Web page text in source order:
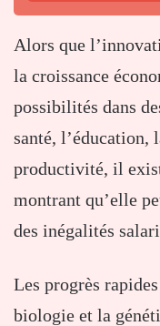
Alors que
la croissance
possibilités dans
santé, l’éducation,
productivité, il
montrant qu’elle
des inégalités
Les progrès
biologie et la